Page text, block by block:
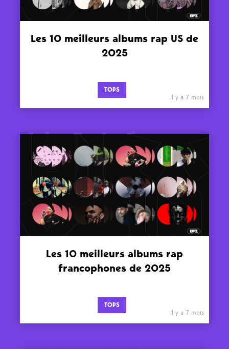
Les 10 meilleurs albums rap US de
2025
TOPS
il y a 7 mois
Les 10 meilleurs albums rap
francophones de 2025
TOPS
il y a 7 mois